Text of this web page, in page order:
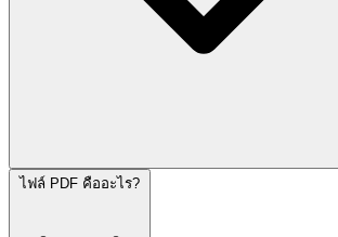
ไฟล์ PDF คืออะไร?